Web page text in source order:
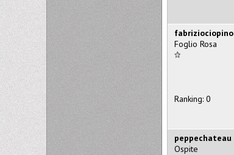
fabriziociopino
Foglio Rosa
Ranking: 0
peppechateau
Ospite